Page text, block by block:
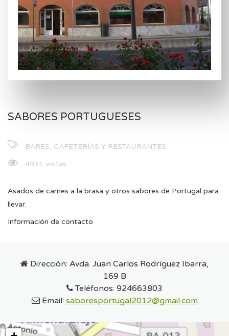
SABORES PORTUGUESES
BARES, CAFETERÍAS Y RESTAURANTES
4931 visitas
Asados de carnes a la brasa y otros sabores de Portugal para
llevar.
Información de contacto
Dirección: Avda. Juan Carlos Rodríguez Ibarra,
169 B
Teléfonos: 924663803
Email: saboresportugal2012@gmail.com